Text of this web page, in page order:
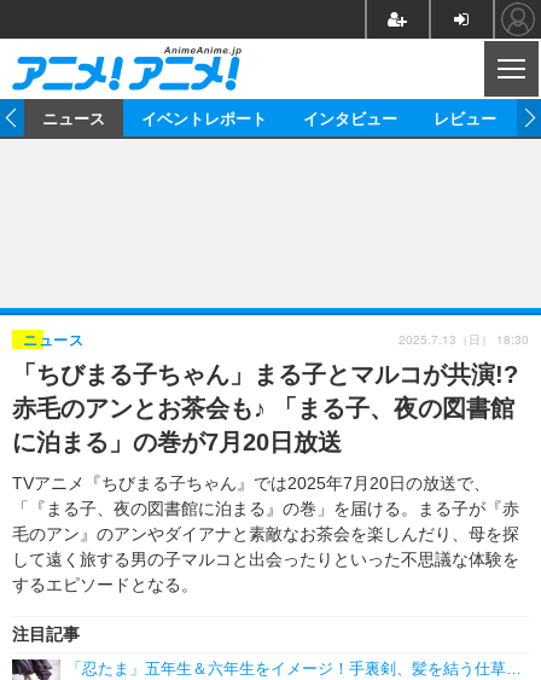
ゲーム グッズ
イベント 海外
海外イベント ビジネス
俳優・タレント アーティスト
ビジネス
アニメ 実写
書評 イベント
ゲーム 座談会
動画
アニメ！アニメ！TV ABEMA Cafe
連載・コラム
ニュース イベントレポート インタビュー レビュー
「ちびまる子ちゃん」まる子とマルコが共演!?
赤毛のアンとお茶会も♪ 「まる子、夜の図書館
に泊まる」の巻が7月20日放送
TVアニメ『ちびまる子ちゃん』では2025年7月20日の放送で、
「『まる子、夜の図書館に泊まる』の巻」を届ける。まる子が『赤
毛のアン』のアンやダイアナと素敵なお茶会を楽しんだり、母を探
して遠く旅する男の子マルコと出会ったりといった不思議な体験を
するエピソードとなる。
ニュース
注目記事
「忍たま」五年生＆六年生をイメージ！手裏剣、髪を結う仕草…
2025.7.13（日） 18:30